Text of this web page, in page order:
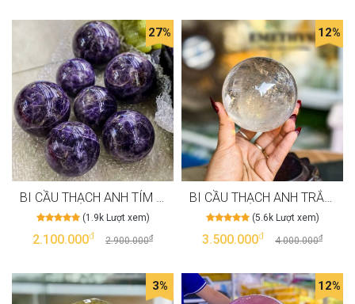
27%
BI CẦU THẠCH ANH TÍM HOA VÂN 5A MAY MẮN TÀI LỘC T3142
(1.9k Lượt xem)
2.100.000đ 2.900.000đ
12%
BI CẦU THẠCH ANH TRẮNG TINH THỂ 7A VIP MAY MĂN T3141
(5.6k Lượt xem)
3.500.000đ 4.000.000đ
3% 12%